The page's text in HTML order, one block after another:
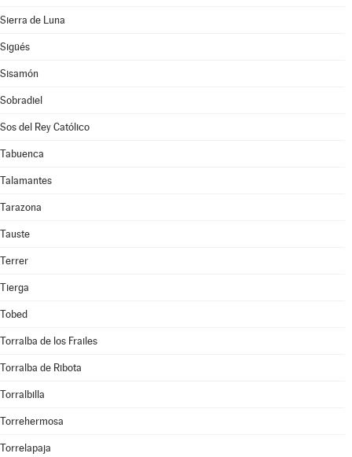
Sierra de Luna
Sigüés
Sisamón
Sobradiel
Sos del Rey Católico
Tabuenca
Talamantes
Tarazona
Tauste
Terrer
Tierga
Tobed
Torralba de los Frailes
Torralba de Ribota
Torralbilla
Torrehermosa
Torrelapaja